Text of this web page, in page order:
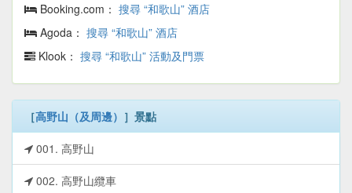
Booking.com： 搜尋 “和歌山” 酒店
Agoda： 搜尋 “和歌山” 酒店
Klook： 搜尋 “和歌山” 活動及門票
［高野山（及周邊） ］景點
001. 高野山
002. 高野山纜車